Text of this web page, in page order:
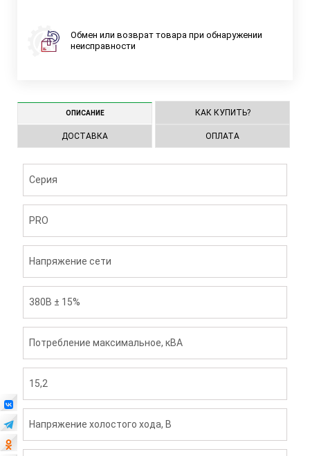
Обмен или возврат товара при обнаружении
неисправности
ОПИСАНИЕ КАК КУПИТЬ?
ДОСТАВКА ОПЛАТА
Серия
PRO
Напряжение сети
380В ± 15%
Потребление максимальное, кВА
15,2
Напряжение холостого хода, В